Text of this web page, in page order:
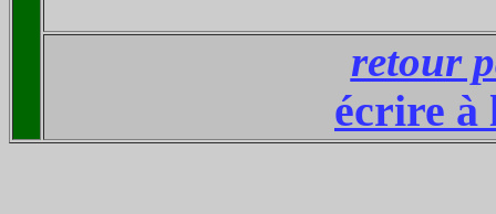
retour
écrire à